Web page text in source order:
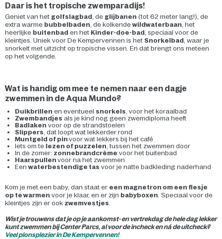
Daar is het tropische zwemparadijs!
Geniet van het golfslagbad , de glijbanen (tot 62 meter lang!), de
extra warme bubbelbaden , de kolkendewildwaterbaan , het
heerlijke buitenbad en het Kinder-doe-bad , speciaal voor de
kleintjes. Uniek voor De Kempervennen is het Snorkelbad , waar je
snorkelt met uitzicht op tropische vissen. En dat brengt ons meteen
op het volgende.
Wat is handig om mee te nemen naar een dagje
zwemmen in de Aqua Mundo?
Duikbrillen en eventueel snorkels , voor het koraalbad
Zwembandjes als je kind nog geen zwemdiploma heeft
Badlaken voor op de strandstoelen
Slippers , dat loopt wat lekkerder rond
Muntgeld of pin voor wat lekkers bij het café
Iets om te lezen of puzzelen , tussen het zwemmen door
In de zomer: zonnebrandcrème voor het buitenbad
Haarspullen voor na het zwemmen
Eenwaterbestendige tas voor je natte badkleding naderhand
Kom je met een baby, dan staat er een magnetron om een flesje
op te warmen voor je klaar, en er zijn babyboxen . Speciaal voor de
kleintjes zijn er ook zwemvestjes
Wist je trouwens dat je op je aankomst- en vertrekdag de hele dag lekker
kunt zwemmen bij Center Parcs, al voor de incheck en ná de uitcheck?
Veel plonsplezier in De Kempervennen!